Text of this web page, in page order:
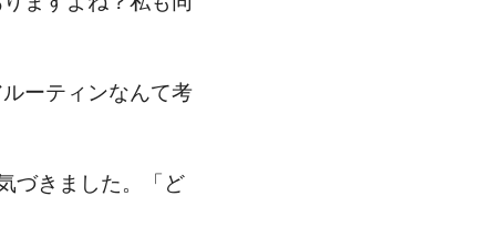
ーティンなんて考
づきました。「ど